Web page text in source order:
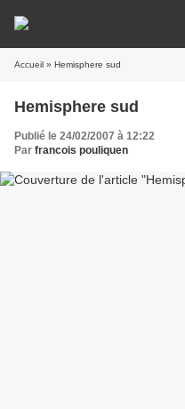
Accueil » Hemisphere sud
Hemisphere sud
Publié le 24/02/2007 à 12:22
Par francois pouliquen